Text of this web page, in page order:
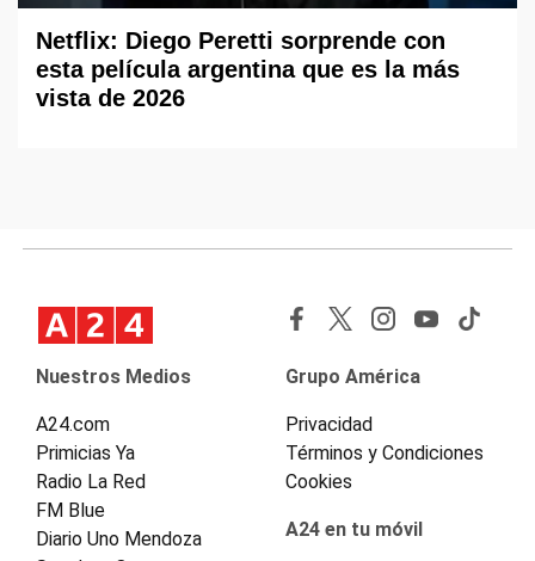
Netflix: Diego Peretti sorprende con
esta película argentina que es la más
vista de 2026
Nuestros Medios
A24.com
Primicias Ya
Radio La Red
FM Blue
Diario Uno Mendoza
Grupo América
Privacidad
Términos y Condiciones
Cookies
A24 en tu móvil